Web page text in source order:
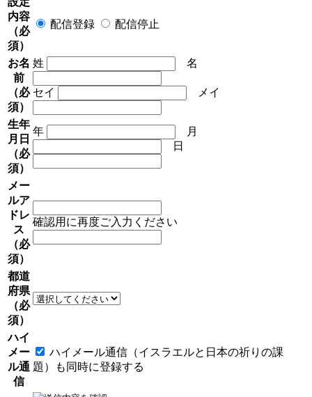
内容
（必
須）
配信登録 配信停止
お名
前
（必
須）
姓 名
セイ メイ
生年
月日
（必
須）
年
月
日
メー
ルア
ドレ
ス
（必
須）
確認用に再度ご入力ください
都道
府県
（必
須）
ハイ
メー
ル通
信
ハイメール通信（イスラエルと日本の祈りの課
題）も同時に登録する